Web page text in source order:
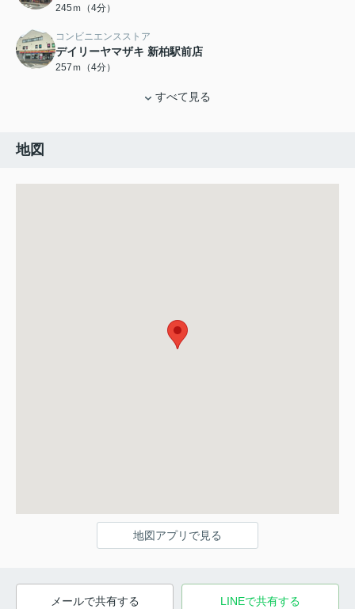
245ｍ（4分）
コンビニエンスストア
デイリーヤマザキ 新柏駅前店
257ｍ（4分）
すべて見る
地図
地図アプリで見る
メールで共有する LINEで共有する